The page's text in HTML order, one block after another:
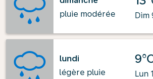
pluie modérée
Dim
lundi
légère pluie
Lun